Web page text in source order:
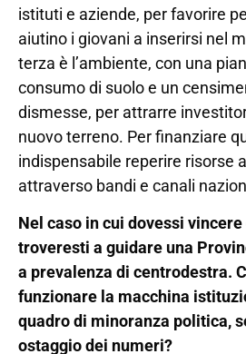
istituti e aziende, per favorire
aiutino i giovani a inserirsi nel
terza è l’ambiente, con una
consumo di suolo e un
dismesse, per attrarre
nuovo terreno. Per finanziare
indispensabile reperire risorse
attraverso bandi e canali
Nel caso in cui dovessi
troveresti a guidare una
a prevalenza di centrodestra.
funzionare la macchina
quadro di minoranza politica,
ostaggio dei numeri?